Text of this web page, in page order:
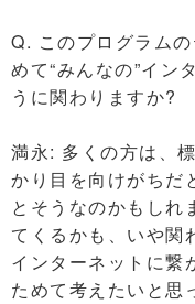
Q. このプログラム
めて“みんなの”イン
うに関わりますか?
満永: 多くの方は、
かり目を向けがちだ
とそうなのかもしれ
てくるかも、いや関
インターネットに繋
ためて考えたいと思